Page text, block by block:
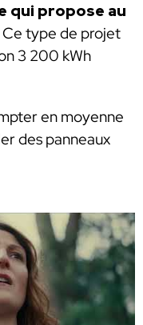
qui propose au
type de projet
3 200 kWh
en moyenne
des panneaux